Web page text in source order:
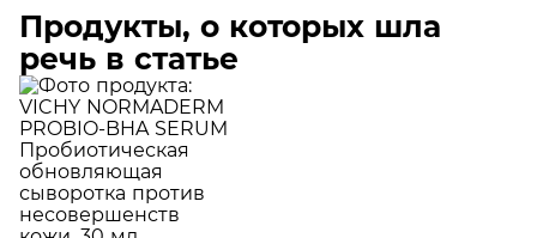
Продукты, о которых шла
речь в статье